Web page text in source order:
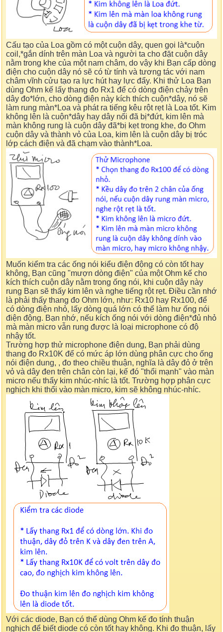
Cấu tạo của Loa gồm có một cuộn dây, quen gọi là*cuộn
coil,*gắn dính trên màn Loa và người ta cho đặt cuộn dây
nằm trong khe của một nam châm, do vậy khi Bạn cấp dòng
điện cho cuộn dây nó sẽ có từ tính và tương tác với nam
châm vĩnh cửu tạo ra lực hút hay lực đẩy. Khi thử Loa Bạn
dùng Ohm kế lấy thang đo Rx1 để có dòng điện chảy trên
dây đo*lớn, cho dòng điện này kích thích cuộn*dây, nó sẽ
làm rung màn*Loa và phát ra tiếng kêu rột rẹt là Loa tốt. Kim
không lên là cuộn*dây hay dây nối đã bị*đứt, kim lên mà
màn không rung là cuộn dây đã*bị kẹt trong khe, đo Ohm
cuộn dây và thành vỏ của Loa, kim lên là cuộn dây bị tróc
lớp cách điện và đã chạm vào thành*Loa.
Muốn kiểm tra các ống nói kiểu điện động có còn tốt hay
không, Bạn cũng "mượn dòng điện" của một Ohm kế cho
kích thích cuộn dây nằm trong ống nói, khi cuộn dây này
rung Bạn sẽ thấy kim lên và nghe tiếng rột rẹt. Điều cần nhớ
là phải thấy thang đo Ohm lớn, như: Rx10 hay Rx100, để
có dòng điện nhỏ, lấy dòng quá lớn có thể làm hư ống nói
điện động. Bạn nhớ, nếu kích ống nói với dòng điện*đủ nhỏ
mà màn micro vẫn rung được là loại microphone có độ
nhậy tốt.
Trường hợp thử microphone điện dung, Bạn phải dùng
thang đo Rx10K để có mức áp lớn dùng phân cực cho ống
nói điện dung, , đo theo chiều thuận, nghĩa là dây đỏ ở trên
vỏ và dây đen trên chân còn lại, kế đó "thổi mạnh" vào màn
micro nếu thấy kim nhúc-nhíc là tốt. Trường hợp phân cực
nghịch khi thổi vào màn micro, kim sẽ không nhúc-nhíc.
Với các diode, Bạn có thể dùng Ohm kế đo tính thuận
nghịch để biết diode có còn tốt hay không. Khi đo thuận, lấy